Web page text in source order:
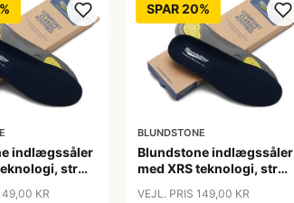
indlægssåler
str
KR
SPAR 20%
BLUNDSTONE
Blundstone indlægssåler
med XRS teknologi, str
VEJL. PRIS 149,00 KR